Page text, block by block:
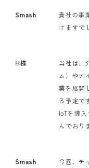
Smash
貴社の事
けますで
H様
当社は、
ム）やデ
業を展開
る予定で
IoTを導
んでおり
Smash
今回、チ